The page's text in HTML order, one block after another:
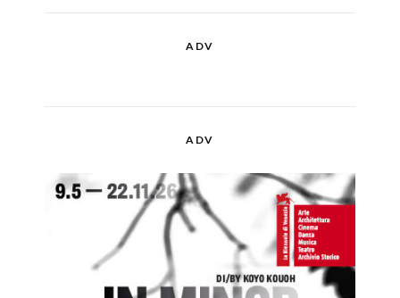
ADV
ADV